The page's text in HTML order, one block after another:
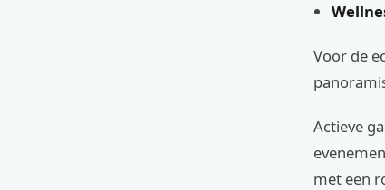
Voor de
Actieve
met een